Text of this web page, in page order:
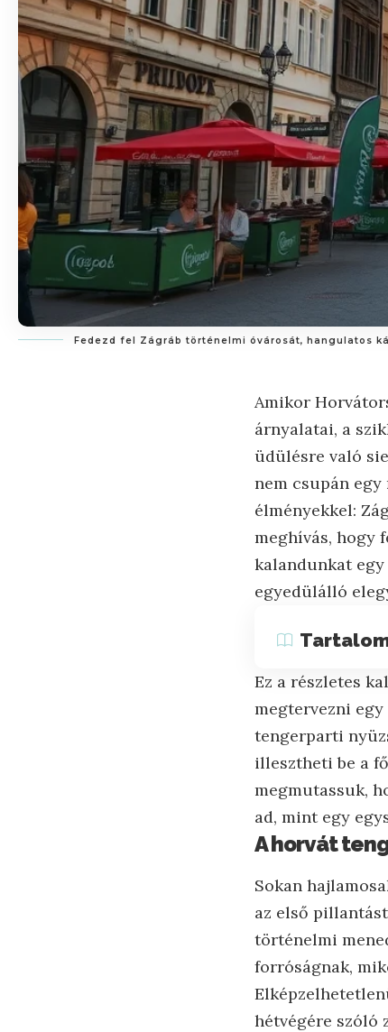
Fedezd fel Zágráb történelmi óvárosát, hangulatos
Amikor
árnyalatai, a
üdülésre való
nem csupán
élményekkel:
meghívás, hogy
kalandunkat
egyedülálló
Ez a részletes
megtervezni
tengerparti
illesztheti be a
megmutassuk,
ad, mint egy
A horvát
Sokan
az első
történelmi
forróságnak,
hétvégére szóló